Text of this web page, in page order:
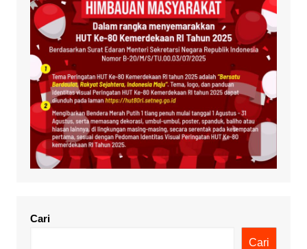
Cari
Cari